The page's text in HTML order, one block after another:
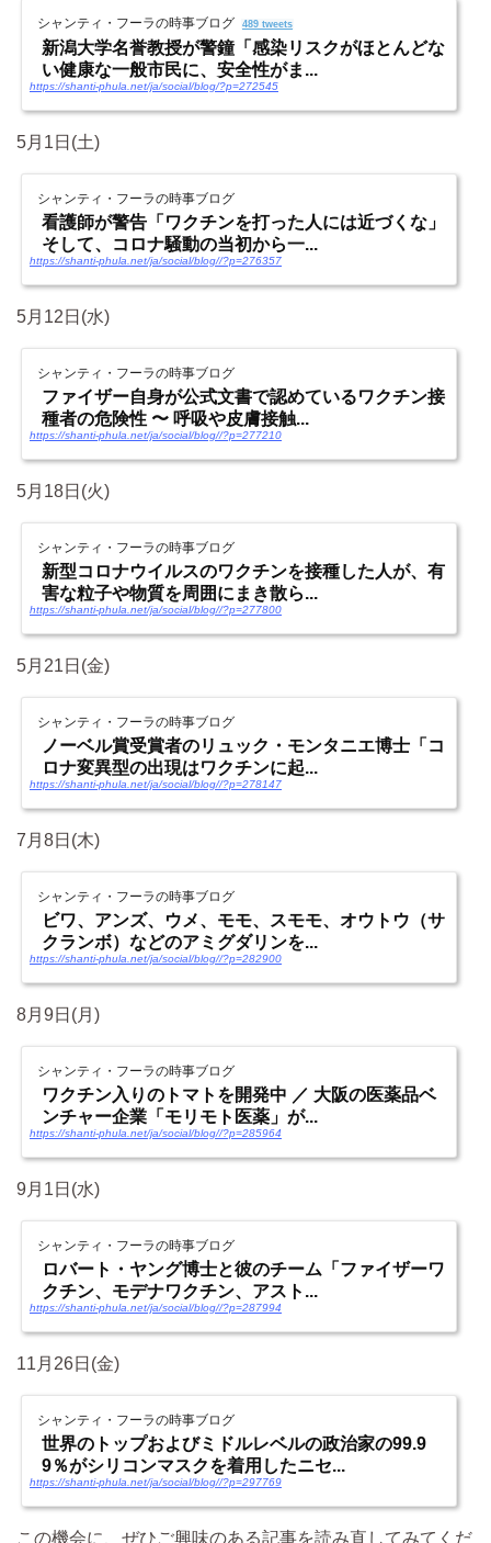
シャンティ・フーラの時事ブログ 489 tweets
新潟大学名誉教授が警鐘「感染リスクがほとんどな
い健康な一般市民に、安全性がま...
https://shanti-phula.net/ja/social/blog/?p=272545
5月1日(土)
シャンティ・フーラの時事ブログ
看護師が警告「ワクチンを打った人には近づくな」
そして、コロナ騒動の当初から一...
https://shanti-phula.net/ja/social/blog//?p=276357
5月12日(水)
シャンティ・フーラの時事ブログ
ファイザー自身が公式文書で認めているワクチン接
種者の危険性 〜 呼吸や皮膚接触...
https://shanti-phula.net/ja/social/blog//?p=277210
5月18日(火)
シャンティ・フーラの時事ブログ
新型コロナウイルスのワクチンを接種した人が、有
害な粒子や物質を周囲にまき散ら...
https://shanti-phula.net/ja/social/blog//?p=277800
5月21日(金)
シャンティ・フーラの時事ブログ
ノーベル賞受賞者のリュック・モンタニエ博士「コ
ロナ変異型の出現はワクチンに起...
https://shanti-phula.net/ja/social/blog//?p=278147
7月8日(木)
シャンティ・フーラの時事ブログ
ビワ、アンズ、ウメ、モモ、スモモ、オウトウ（サ
クランボ）などのアミグダリンを...
https://shanti-phula.net/ja/social/blog//?p=282900
8月9日(月)
シャンティ・フーラの時事ブログ
ワクチン入りのトマトを開発中 ／ 大阪の医薬品ベ
ンチャー企業「モリモト医薬」が...
https://shanti-phula.net/ja/social/blog//?p=285964
9月1日(水)
シャンティ・フーラの時事ブログ
ロバート・ヤング博士と彼のチーム「ファイザーワ
クチン、モデナワクチン、アスト...
https://shanti-phula.net/ja/social/blog//?p=287994
11月26日(金)
シャンティ・フーラの時事ブログ
世界のトップおよびミドルレベルの政治家の99.9
9％がシリコンマスクを着用したニセ...
https://shanti-phula.net/ja/social/blog//?p=297769
この機会に、ぜひご興味のある記事を読み直してみてくだ